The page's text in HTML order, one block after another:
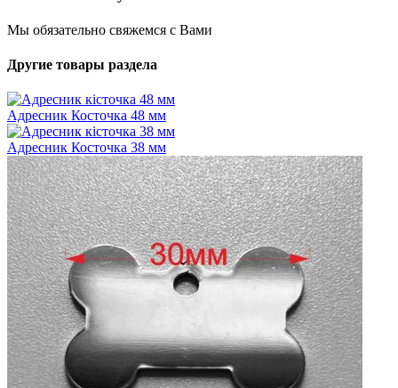
Мы обязательно свяжемся с Вами
Другие товары раздела
Адресник Косточка 48 мм
Адресник Косточка 38 мм